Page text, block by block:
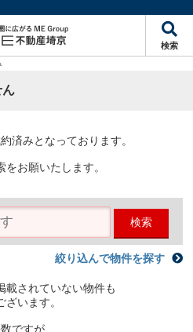
検索
ん
済みとなっております。
お願いたします。
検索
絞り込んで物件を探す
載されていない物件も
ざいます。
ですが、